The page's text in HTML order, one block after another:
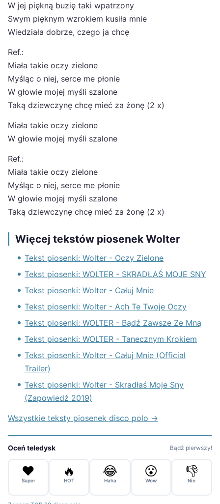
W jej piękną buzię taki wpatrzony
Swym pięknym wzrokiem kusiła mnie
Wiedziała dobrze, czego ja chcę
Ref.:
Miała takie oczy zielone
Myśląc o niej, serce me płonie
W głowie mojej myśli szalone
Taką dziewczynę chcę mieć za żonę (2 x)
Miała takie oczy zielone
W głowie mojej myśli szalone
Ref.:
Miała takie oczy zielone
Myśląc o niej, serce me płonie
W głowie mojej myśli szalone
Taką dziewczynę chcę mieć za żonę (2 x)
Więcej tekstów piosenek Wolter
Tekst piosenki: Wolter - Oczy Zielone
Tekst piosenki: WOLTER - SKRADŁAŚ MOJE SNY
Tekst piosenki: Wolter - Całuj Mnie
Tekst piosenki: Wolter - Ach Te Twoje Oczy
Tekst piosenki: WOLTER - Bądź Zawsze Ze Mną
Tekst piosenki: WOLTER - Tanecznym Krokiem
Tekst piosenki: Wolter - Całuj Mnie (Official
Trailer)
Tekst piosenki: Wolter - Skradłaś Moje Sny
(Zapowiedź 2019)
Wszystkie teksty piosenek disco polo →
Oceń teledysk Bądź pierwszy!
❤️
Super
🔥
HOT
😂
Haha
😮
Wow
👎
Nie